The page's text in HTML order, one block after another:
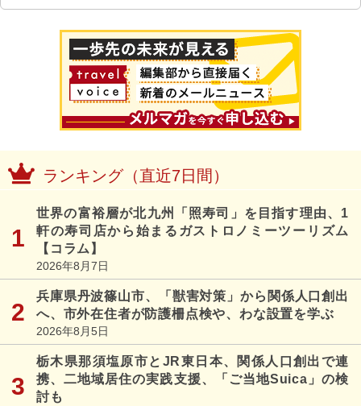
ランキング（直近7日間）
世界の富裕層が北九州「照寿司」を目指す理由、1
軒の寿司店から始まるガストロノミーツーリズム
【コラム】
2026年8月7日
兵庫県丹波篠山市、「獣害対策」から関係人口創出
へ、市外在住者が防護柵点検や、わな設置を学ぶ
2026年8月5日
栃木県那須塩原市とJR東日本、関係人口創出で連
携、二地域居住の実践支援、「ご当地Suica」の検
討も